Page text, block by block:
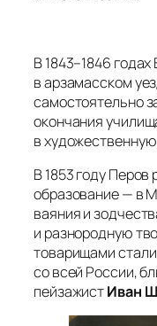
В 1843–1846
в арзамасском
самостоятельно
окончания
в
В 1853 году
образование — в
ваяния и
и разнородную
товарищами
со всей России,
пейзажистИван